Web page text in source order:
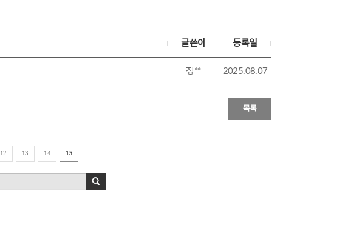
글쓴이 등록일
정** 2025.08.07
목록
12 13 14 15